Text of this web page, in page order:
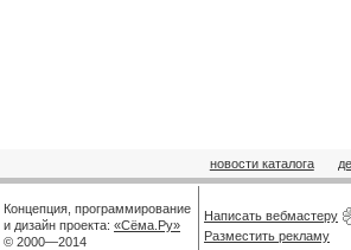
новости каталога
Концепция, программирование
и дизайн проекта: «Сёма.Ру»
© 2000—2014
Написать вебмастеру
Разместить рекламу